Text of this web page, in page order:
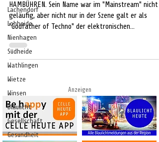
Lachendorf
Lohheide
Nienhagen
Südheide
Wathlingen
Wietze
Winsen
Blaulicht
Gesellschaft
Gesundheit
HAMBÜHREN. Sein Name war im "Mainstream" nicht
geläufig, aber nicht nur in der Szene galt er als
"Godfather of Techno" der elektronischen...
Anzeigen